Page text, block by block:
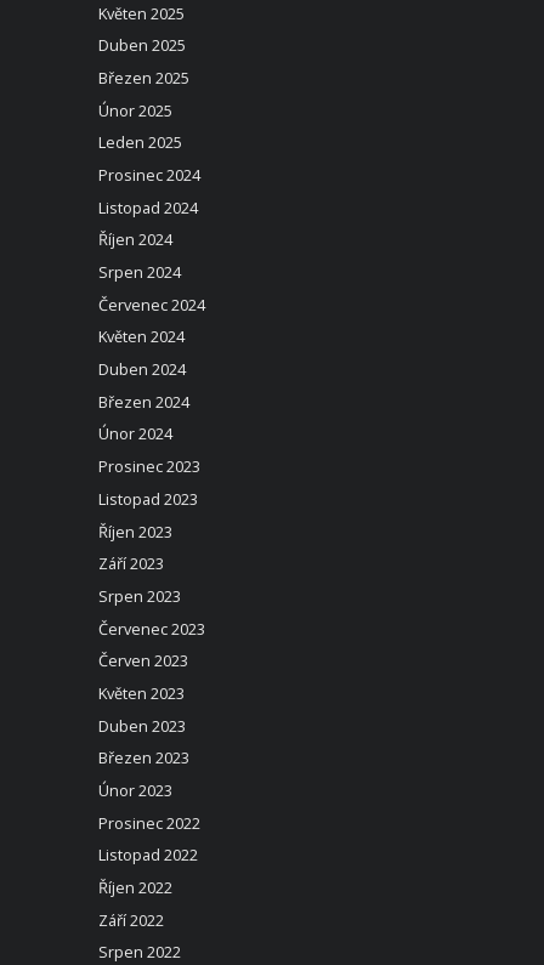
Květen 2025
Duben 2025
Březen 2025
Únor 2025
Leden 2025
Prosinec 2024
Listopad 2024
Říjen 2024
Srpen 2024
Červenec 2024
Květen 2024
Duben 2024
Březen 2024
Únor 2024
Prosinec 2023
Listopad 2023
Říjen 2023
Září 2023
Srpen 2023
Červenec 2023
Červen 2023
Květen 2023
Duben 2023
Březen 2023
Únor 2023
Prosinec 2022
Listopad 2022
Říjen 2022
Září 2022
Srpen 2022